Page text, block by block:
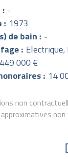
: -
: 1973
de bain : -
:
449 000 €
: 14
non
non